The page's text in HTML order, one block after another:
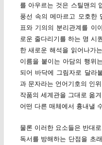
를 아우르는 것은 스틸맨의
풍선 속의 메마르고 모호한
표와 기의의 분리관계를 이
로운 줄다리기를 하는 명 시
한 새로운 해석을 읽어나가
이름을 붙이는 아담의 행위
되어 바닥에 그림자로 달라
과 문자라는 언어기호의 인
작품의 세계관을 그대로 옮
어떤 다른 매체에서 흉내낼
물론 이러한 요소들은 반대
독서를 방해하는 단점을 초